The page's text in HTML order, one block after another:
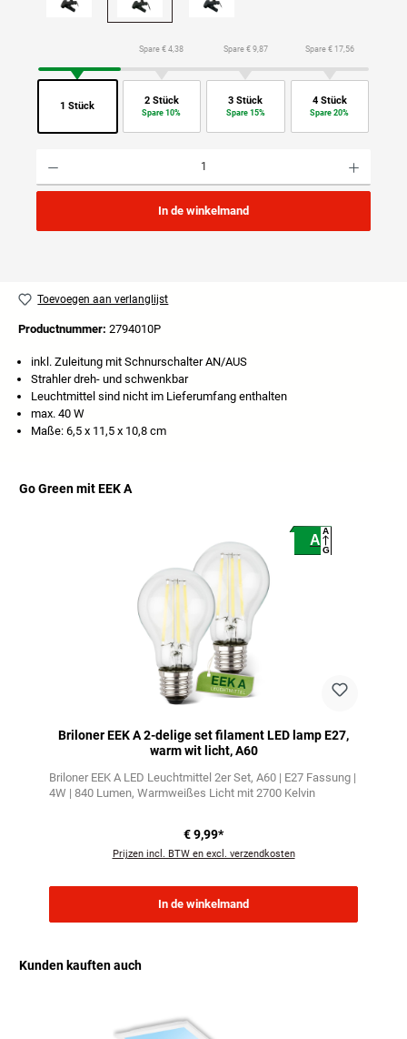
1 Stück
Spare € 4,38
2 Stück
Spare 10%
Spare € 9,87
3 Stück
Spare 15%
Spare € 17,56
4 Stück
Spare 20%
In de winkelmand
Toevoegen aan verlanglijst
Productnummer: 2794010P
inkl. Zuleitung mit Schnurschalter AN/AUS
Strahler dreh- und schwenkbar
Leuchtmittel sind nicht im Lieferumfang enthalten
max. 40 W
Maße: 6,5 x 11,5 x 10,8 cm
Go Green mit EEK A
A
A
G
Briloner EEK A 2-delige set filament LED lamp E27,
warm wit licht, A60
Briloner EEK A LED Leuchtmittel 2er Set A60 | E27 Fassung |
4W | 840 Lumen Warmweißes Licht mit 2700 Kelvin
€ 9,99*
Prijzen incl. BTW en excl. verzendkosten
In de winkelmand
Kunden kauften auch